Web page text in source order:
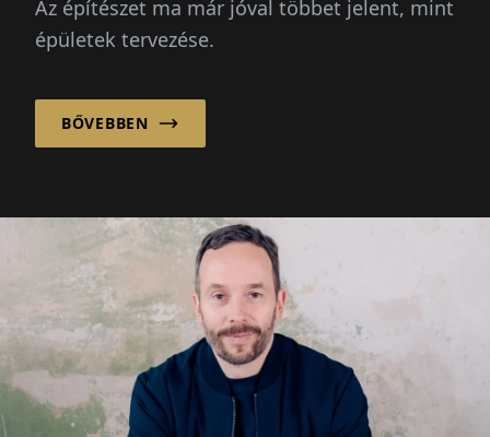
közösség
megerősítésére!”
Az építészet ma már jóval többet jelent, mint
épületek tervezése.
BŐVEBBEN